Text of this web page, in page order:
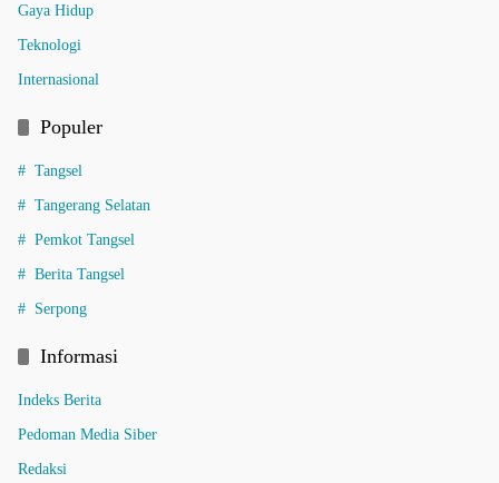
Gaya Hidup
Teknologi
Internasional
Populer
Tangsel
Tangerang Selatan
Pemkot Tangsel
Berita Tangsel
Serpong
Informasi
Indeks Berita
Pedoman Media Siber
Redaksi